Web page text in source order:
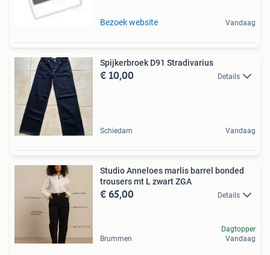
Bezoek website Vandaag
Spijkerbroek D91 Stradivarius
€ 10,00 Details
Schiedam Vandaag
Studio Anneloes marlis barrel bonded
trousers mt L zwart ZGA
€ 65,00 Details
Brummen
Dagtopper
Vandaag